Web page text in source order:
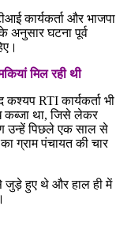
कार्यकर्ता और भाजपा
अनुसार घटना पूर्व
मिल रही थी
RTI कार्यकर्ता भी
कब्जा था, जिसे लेकर
उन्हें पिछले एक साल से
ग्राम पंचायत की चार
जुड़े हुए थे और हाल ही में